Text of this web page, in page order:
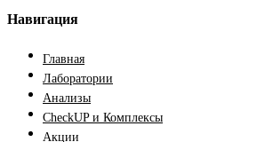
Навигация
Главная
Лаборатории
Анализы
CheckUP и Комплексы
Акции